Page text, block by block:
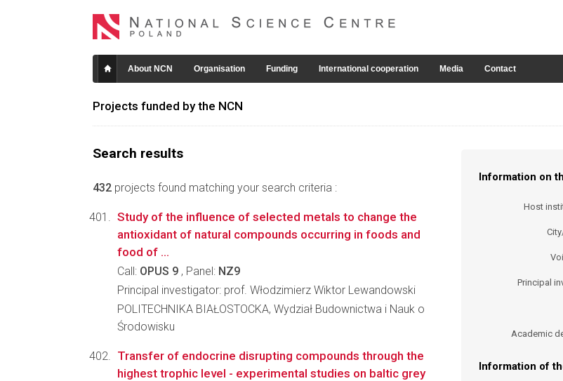
About NCN Organisation Funding International cooperation Media Contact
Projects funded by the NCN
Search results
432 projects found matching your search criteria :
Information on
Host
Principal
Academic
Information of
Study of the influence of selected metals to change the
antioxidant of natural compounds occurring in foods and
food of ...
Call: OPUS 9 , Panel: NZ9
Principal investigator: prof. Włodzimierz Wiktor Lewandowski
POLITECHNIKA BIAŁOSTOCKA, Wydział Budownictwa i Nauk o
Środowisku
Transfer of endocrine disrupting compounds through the
highest trophic level - experimental studies on baltic grey